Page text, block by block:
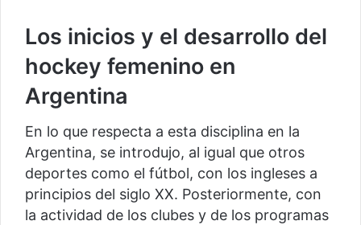
Los inicios y el desarrollo del
hockey femenino en
Argentina
En lo que respecta a esta disciplina en la
Argentina, se introdujo, al igual que otros
deportes como el fútbol, con los ingleses a
principios del siglo XX. Posteriormente, con
la actividad de los clubes y de los programas